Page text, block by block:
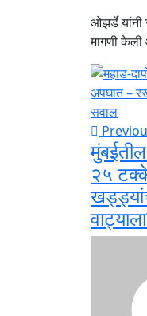
ओझर्डे यांनी
मागणी
२५